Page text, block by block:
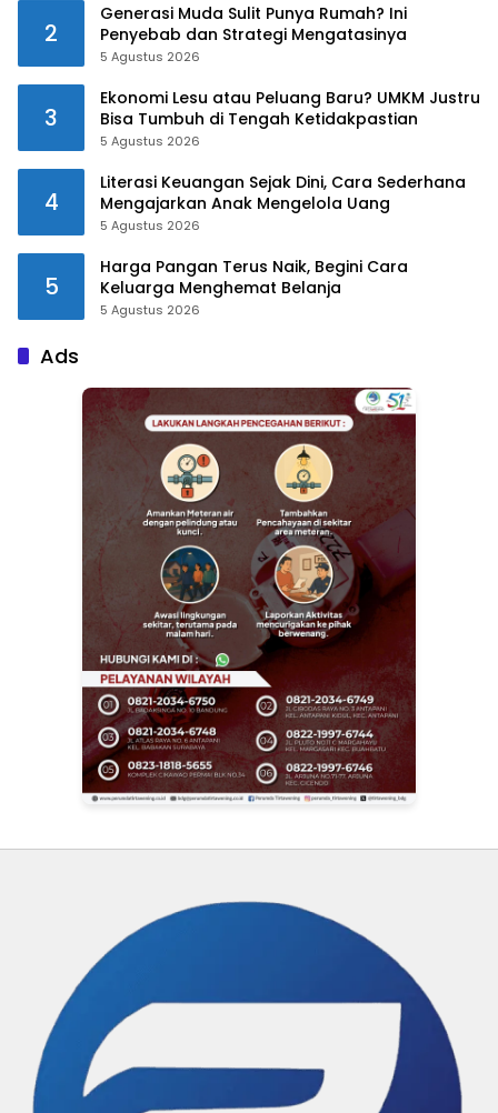
2
Generasi Muda Sulit Punya Rumah? Ini
Penyebab dan Strategi Mengatasinya
5 Agustus 2026
3
Ekonomi Lesu atau Peluang Baru? UMKM Justru
Bisa Tumbuh di Tengah Ketidakpastian
5 Agustus 2026
4
Literasi Keuangan Sejak Dini, Cara Sederhana
Mengajarkan Anak Mengelola Uang
5 Agustus 2026
5
Harga Pangan Terus Naik, Begini Cara
Keluarga Menghemat Belanja
5 Agustus 2026
Ads